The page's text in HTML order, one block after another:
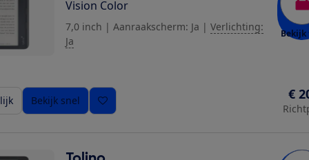
Vision Color
7,0 inch | Aanraakscherm: Ja | Verlichting:
Ja
Bekijk
Bekijk snel €